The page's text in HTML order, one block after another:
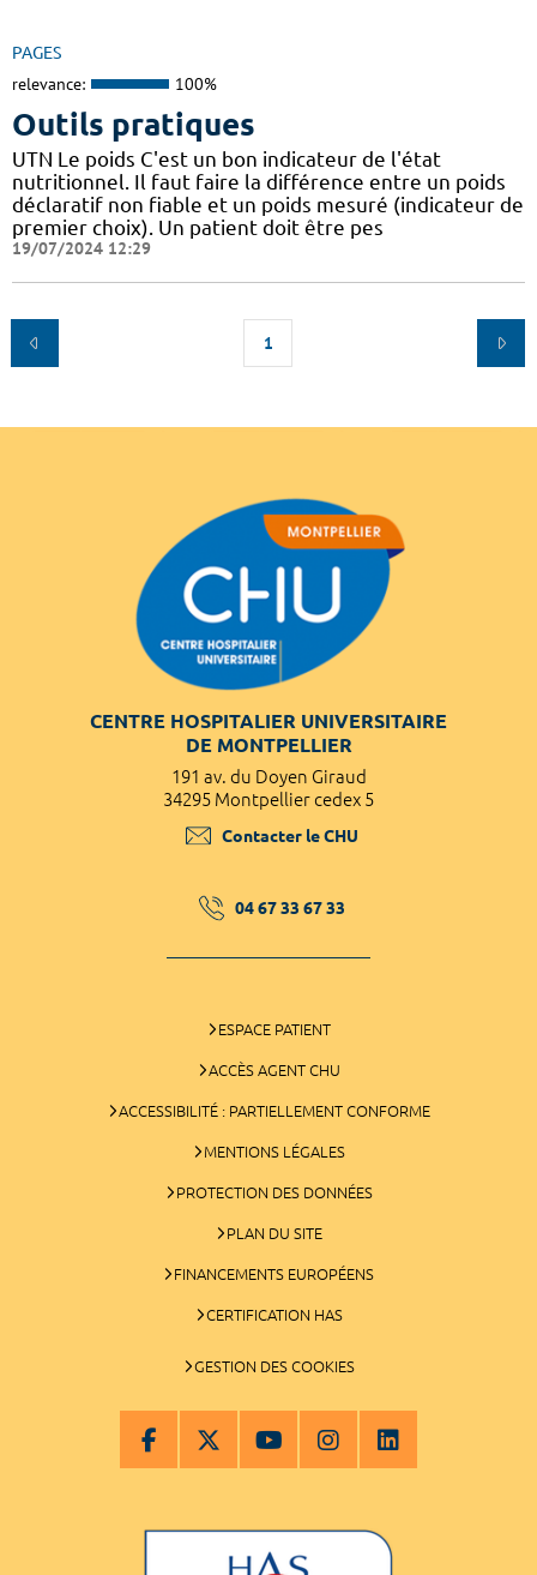
PAGES
relevance: 100%
Outils pratiques
UTN Le poids C'est un bon indicateur de l'état
nutritionnel. Il faut faire la différence entre un poids
déclaratif non fiable et un poids mesuré (indicateur de
premier choix). Un patient doit être pes
19/07/2024 12:29
1
CENTRE HOSPITALIER UNIVERSITAIRE
DE MONTPELLIER
191 av. du Doyen Giraud
34295 Montpellier cedex 5
Contacter le CHU
04 67 33 67 33
ESPACE PATIENT
ACCÈS AGENT CHU
ACCESSIBILITÉ : PARTIELLEMENT CONFORME
MENTIONS LÉGALES
PROTECTION DES DONNÉES
PLAN DU SITE
FINANCEMENTS EUROPÉENS
CERTIFICATION HAS
GESTION DES COOKIES